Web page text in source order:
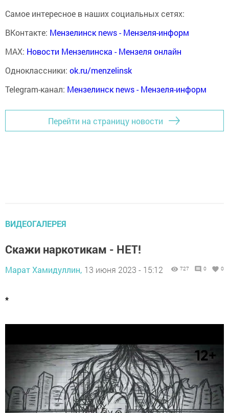
Самое интересное в наших социальных сетях:
ВКонтакте: Мензелинск news - Мензеля-информ
MAX: Новости Мензелинска - Мензеля онлайн
Одноклассники: ok.ru/menzelinsk
Telegram-канал: Мензелинск news - Мензеля-информ
Перейти на страницу новости
ВИДЕОГАЛЕРЕЯ
Скажи наркотикам - НЕТ!
Марат Хамидуллин, 13 июня 2023 - 15:12 727 0 0
*